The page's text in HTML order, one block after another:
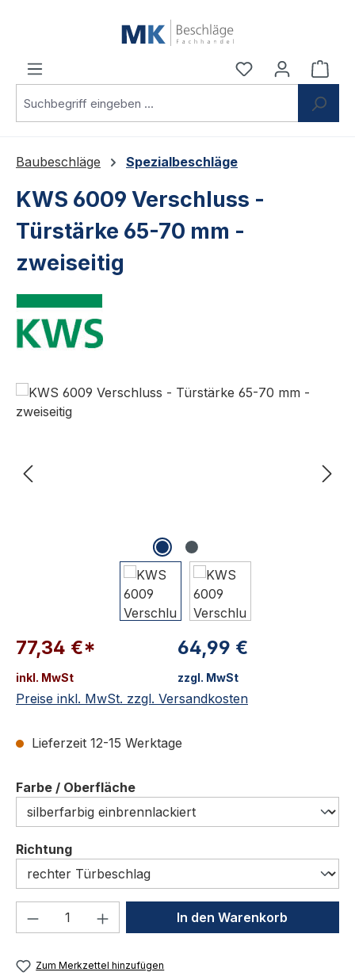
Du hast 0
Baubeschläge Spezialbeschläge
KWS 6009 Verschluss -
Türstärke 65-70 mm -
zweiseitig
77,34 €*
inkl. MwSt
64,99 €
zzgl. MwSt
Preise inkl. MwSt. zzgl. Versandkosten
Lieferzeit 12-15 Werktage
Farbe / Oberflächeauswählen
Richtungauswählen
Produkt Anzahl: Gib denIn den Warenkorb
Zum Merkzettel hinzufügen